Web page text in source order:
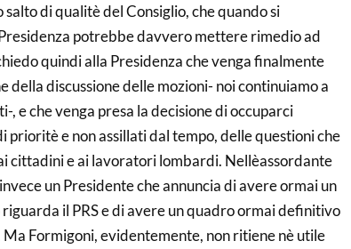
di qualitè del Consiglio, che quando si
potrebbe davvero mettere rimedio ad
quindi alla Presidenza che venga finalmente
della discussione delle mozioni- noi continuiamo a
e che venga presa la decisione di occuparci
prioritè e non assillati dal tempo, delle questioni che
cittadini e ai lavoratori lombardi. Nellèassordante
un Presidente che annuncia di avere ormai un
il PRS e di avere un quadro ormai definitivo
Formigoni, evidentemente, non ritiene nè utile